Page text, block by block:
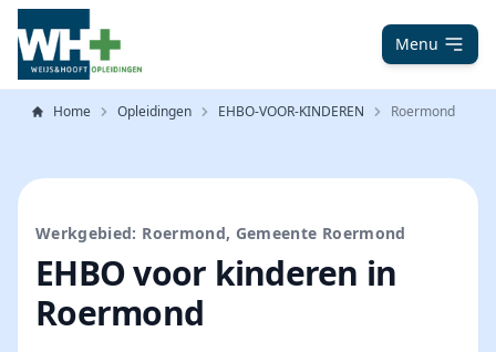
Menu
Home Opleidingen EHBO-VOOR-KINDEREN Roermond
Werkgebied: Roermond, Gemeente Roermond
EHBO voor kinderen in
Roermond